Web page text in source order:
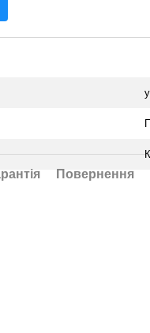
Повернення